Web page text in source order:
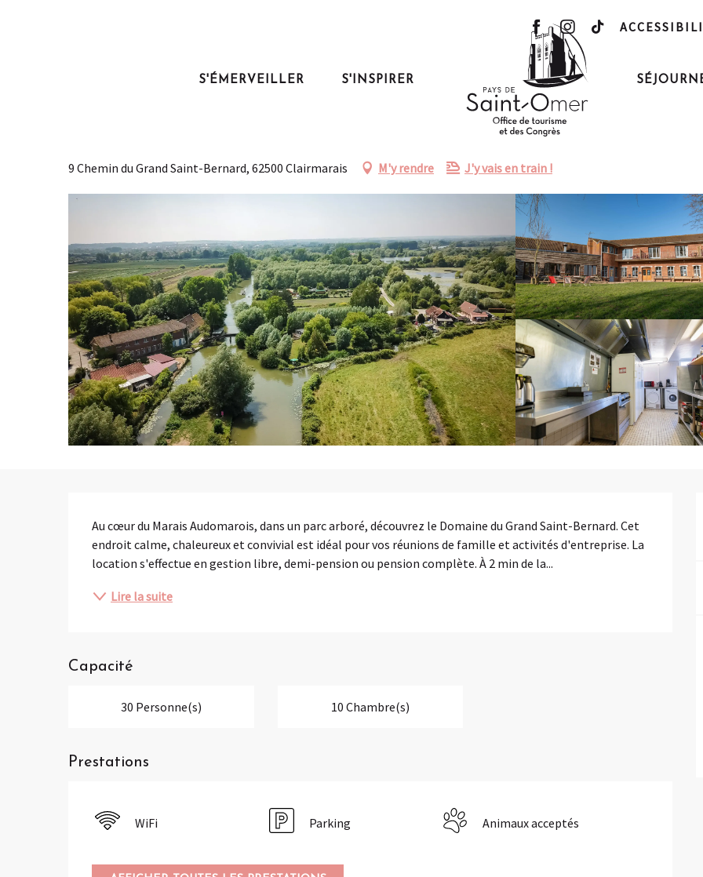
S'ÉMERVEILLER S'INSPIRER
Le Domaine du Grand Saint-Bernard - Gîte Annaëlle
9 Chemin du Grand Saint-Bernard, 62500 Clairmarais M'y rendre J'y vais en train !
Au cœur du Marais Audomarois, dans un parc arboré, découvrez le Domaine du Grand Saint-Bernard. Cet
endroit calme, chaleureux et convivial est idéal pour vos réunions de famille et activités d'entreprise. La
location s'effectue en gestion libre, demi-pension ou pension complète. À 2 min de la...
Lire la suite
Capacité
30 Personne(s) 10 Chambre(s)
Prestations
WiFi Parking Animaux acceptés